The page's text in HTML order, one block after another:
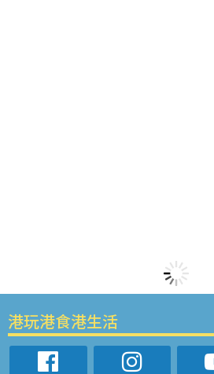
港玩港食港生活